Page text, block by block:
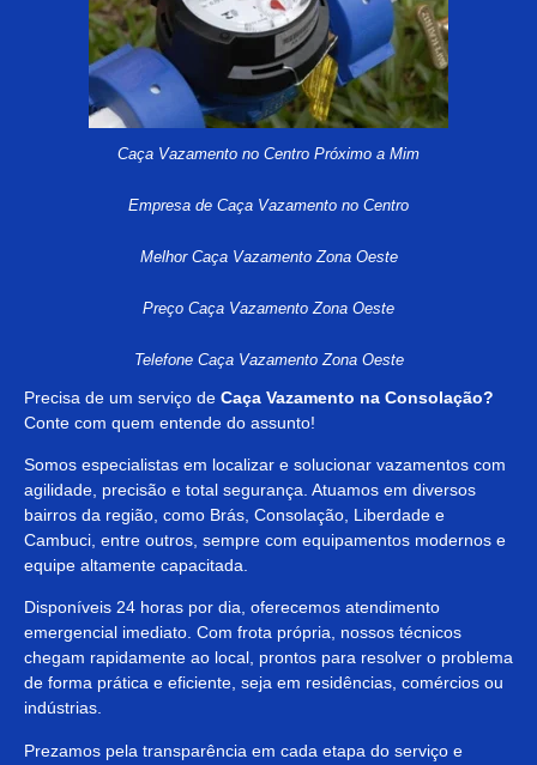
Caça Vazamento no Centro Próximo a Mim
Empresa de Caça Vazamento no Centro
Melhor Caça Vazamento Zona Oeste
Preço Caça Vazamento Zona Oeste
Telefone Caça Vazamento Zona Oeste
Precisa de um serviço de Caça Vazamento na Consolação?
Conte com quem entende do assunto!
Somos especialistas em localizar e solucionar vazamentos com
agilidade, precisão e total segurança. Atuamos em diversos
bairros da região, como Brás, Consolação, Liberdade e
Cambuci, entre outros, sempre com equipamentos modernos e
equipe altamente capacitada.
Disponíveis 24 horas por dia, oferecemos atendimento
emergencial imediato. Com frota própria, nossos técnicos
chegam rapidamente ao local, prontos para resolver o problema
de forma prática e eficiente, seja em residências, comércios ou
indústrias.
Prezamos pela transparência em cada etapa do serviço e